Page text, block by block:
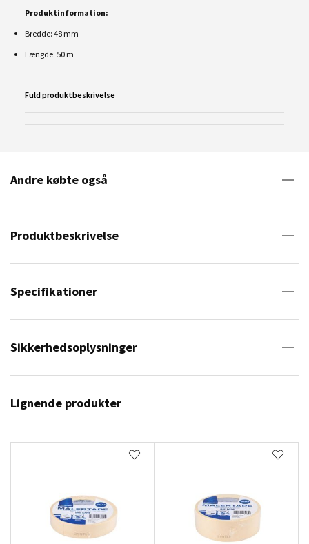
Produktinformation:
Bredde: 48 mm
Længde: 50 m
Fuld produktbeskrivelse
Andre købte også
Produktbeskrivelse
Specifikationer
Sikkerhedsoplysninger
Lignende produkter